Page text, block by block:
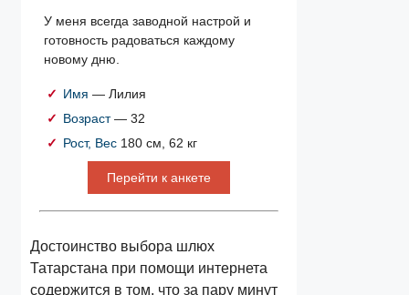
У меня всегда заводной настрой и
готовность радоваться каждому
новому дню.
Имя — Лилия
Возраст— 32
Рост, Вес 180 см, 62 кг
Перейти к анкете
Достоинство выбора шлюх
Татарстана при помощи интернета
содержится в том, что за пару минут